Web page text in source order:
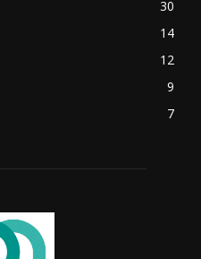
30
14
12
9
7